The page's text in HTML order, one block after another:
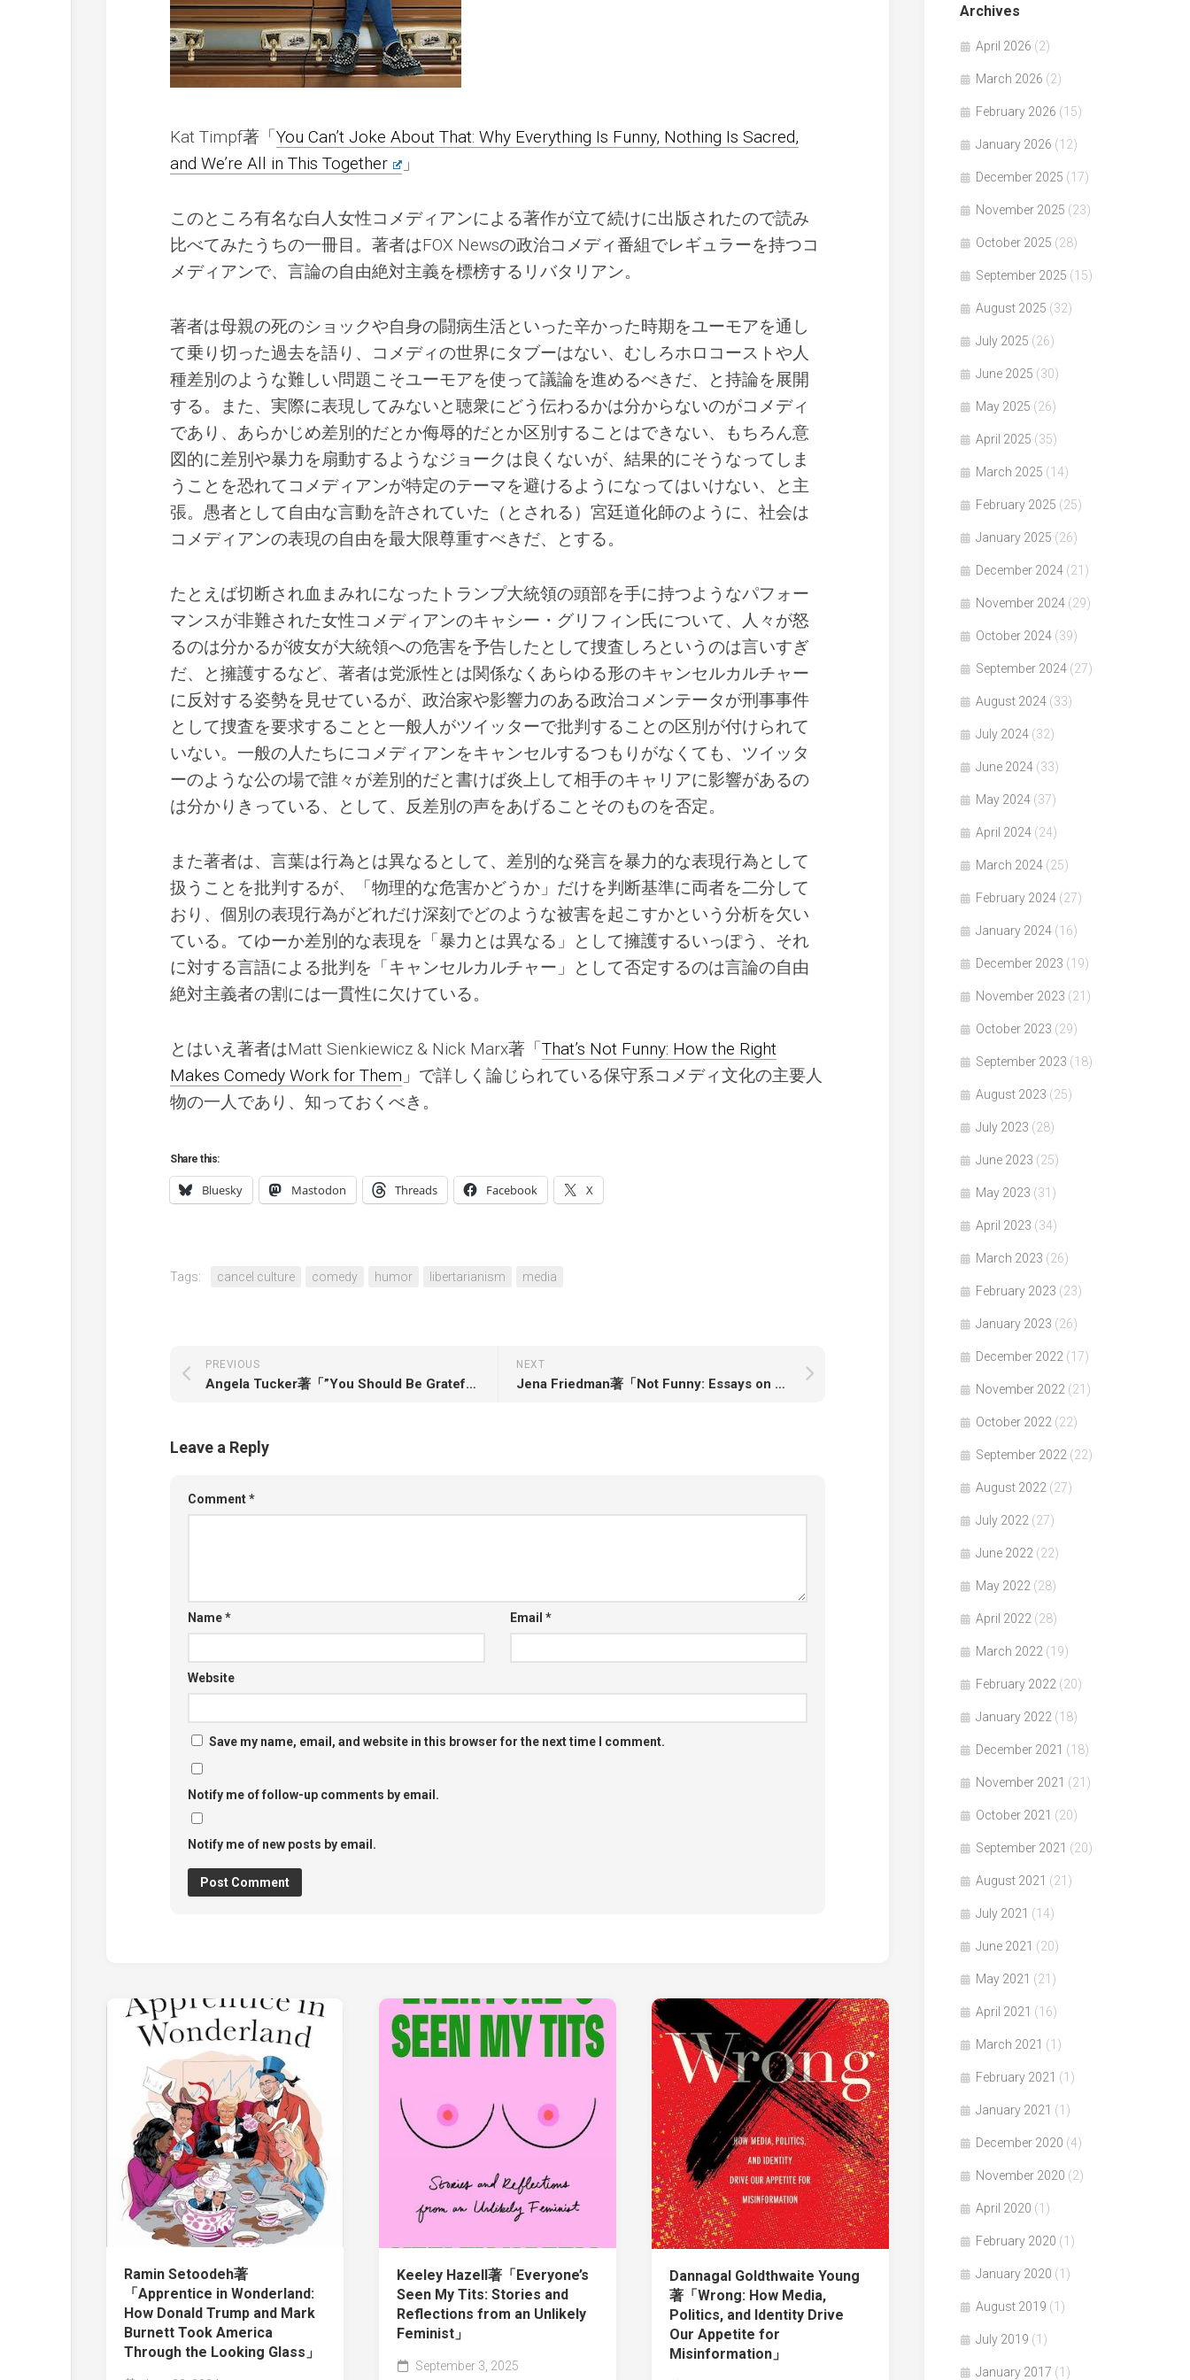
Kat Timpf著「You Can’t Joke About That: Why Everything Is Funny, Nothing Is Sacred,
and We’re All in This Together
」
このところ有名な白人女性コメディアンによる著作が立て続けに出版されたので読み
比べてみたうちの一冊目。著者はFOX Newsの政治コメディ番組でレギュラーを持つコ
メディアンで、言論の自由絶対主義を標榜するリバタリアン。
著者は母親の死のショックや自身の闘病生活といった辛かった時期をユーモアを通し
て乗り切った過去を語り、コメディの世界にタブーはない、むしろホロコーストや人
種差別のような難しい問題こそユーモアを使って議論を進めるべきだ、と持論を展開
する。また、実際に表現してみないと聴衆にどう伝わるかは分からないのがコメディ
であり、あらかじめ差別的だとか侮辱的だとか区別することはできない、もちろん意
図的に差別や暴力を扇動するようなジョークは良くないが、結果的にそうなってしま
うことを恐れてコメディアンが特定のテーマを避けるようになってはいけない、と主
張。愚者として自由な言動を許されていた（とされる）宮廷道化師のように、社会は
コメディアンの表現の自由を最大限尊重すべきだ、とする。
たとえば切断され血まみれになったトランプ大統領の頭部を手に持つようなパフォー
マンスが非難された女性コメディアンのキャシー・グリフィン氏について、人々が怒
るのは分かるが彼女が大統領への危害を予告したとして捜査しろというのは言いすぎ
だ、と擁護するなど、著者は党派性とは関係なくあらゆる形のキャンセルカルチャー
に反対する姿勢を見せているが、政治家や影響力のある政治コメンテータが刑事事件
として捜査を要求することと一般人がツイッターで批判することの区別が付けられて
いない。一般の人たちにコメディアンをキャンセルするつもりがなくても、ツイッタ
ーのような公の場で誰々が差別的だと書けば炎上して相手のキャリアに影響があるの
は分かりきっている、として、反差別の声をあげることそのものを否定。
また著者は、言葉は行為とは異なるとして、差別的な発言を暴力的な表現行為として
扱うことを批判するが、「物理的な危害かどうか」だけを判断基準に両者を二分して
おり、個別の表現行為がどれだけ深刻でどのような被害を起こすかという分析を欠い
ている。てゆーか差別的な表現を「暴力とは異なる」として擁護するいっぽう、それ
に対する言語による批判を「キャンセルカルチャー」として否定するのは言論の自由
絶対主義者の割には一貫性に欠けている。
とはいえ著者はMatt Sienkiewicz & Nick Marx著「That’s Not Funny: How the Right
Makes Comedy Work for Them 」で詳しく論じられている保守系コメディ文化の主要人
物の一人であり、知っておくべき。
Share this:
Bluesky Mastodon Threads Facebook X
Tags: cancel culture comedy humor libertarianism media
NEXT
Jena Friedman著「Not Funny: Essays on Life, Comedy, Culture, Et Cetera」
PREVIOUS
Angela Tucker著「”You Should Be Grateful”: Stories of Race, Identity, and Transracial Adoption」
Leave a Reply
Comment*
Name* Email *
Website
Save my name, email, and website in this browser for the next time I comment.
Notify me of follow-up comments by email.
Notify me of new posts by email.
Ramin Setoodeh著
「Apprentice in Wonderland:
How Donald Trump and Mark
Burnett Took America
Through the Looking Glass」
Keeley Hazell著「Everyone’s
Seen My Tits: Stories and
Reflections from an Unlikely
Feminist」
September 3, 2025
Dannagal Goldthwaite Young
著「Wrong: How Media,
Politics, and Identity Drive
Our Appetite for
Misinformation」
Archives
April 2026 (2)
March 2026 (2)
February 2026 (15)
January 2026 (12)
December 2025 (17)
November 2025 (23)
October 2025 (28)
September 2025 (15)
August 2025 (32)
July 2025 (26)
June 2025 (30)
May 2025 (26)
April 2025 (35)
March 2025 (14)
February 2025 (25)
January 2025 (26)
December 2024 (21)
November 2024 (29)
October 2024 (39)
September 2024 (27)
August 2024 (33)
July 2024 (32)
June 2024 (33)
May 2024 (37)
April 2024 (24)
March 2024 (25)
February 2024 (27)
January 2024 (16)
December 2023 (19)
November 2023 (21)
October 2023 (29)
September 2023 (18)
August 2023 (25)
July 2023 (28)
June 2023 (25)
May 2023 (31)
April 2023 (34)
March 2023 (26)
February 2023 (23)
January 2023 (26)
December 2022 (17)
November 2022 (21)
October 2022 (22)
September 2022 (22)
August 2022 (27)
July 2022 (27)
June 2022 (22)
May 2022 (28)
April 2022 (28)
March 2022 (19)
February 2022 (20)
January 2022 (18)
December 2021 (18)
November 2021 (21)
October 2021 (20)
September 2021 (20)
August 2021 (21)
July 2021 (14)
June 2021 (20)
May 2021 (21)
April 2021 (16)
March 2021 (1)
February 2021 (1)
January 2021 (1)
December 2020 (4)
November 2020 (2)
April 2020 (1)
February 2020 (1)
January 2020 (1)
August 2019 (1)
July 2019 (1)
January 2017 (1)